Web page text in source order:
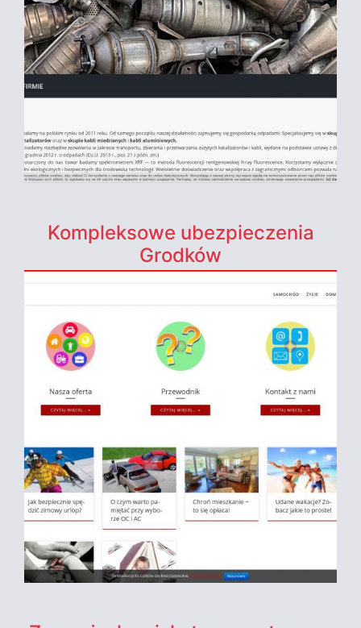
Kompleksowe ubezpieczenia
Grodków